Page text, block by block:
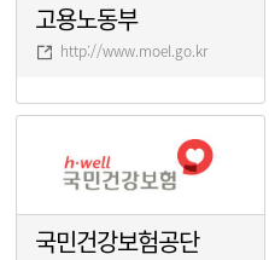
고용노동부
http://www.moel.go.kr
국민건강보험공단